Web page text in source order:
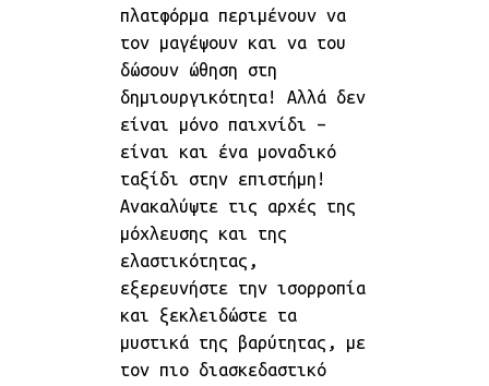
πλατφόρμα περιμένουν να
τον μαγέψουν και να του
δώσουν ώθηση στη
δημιουργικότητα! Αλλά δεν
είναι μόνο παιχνίδι –
είναι και ένα μοναδικό
ταξίδι στην επιστήμη!
Ανακαλύψτε τις αρχές της
μόχλευσης και της
ελαστικότητας,
εξερευνήστε την ισορροπία
και ξεκλειδώστε τα
μυστικά της βαρύτητας, με
τον πιο διασκεδαστικό